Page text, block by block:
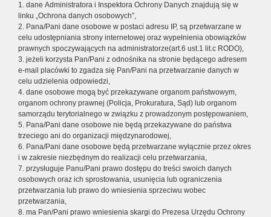
1. dane Administratora i Inspektora Ochrony Danych znajdują się w
linku „Ochrona danych osobowych”,
2. Pana/Pani dane osobowe w postaci adresu IP, są przetwarzane w
celu udostępniania strony internetowej oraz wypełnienia obowiązków
prawnych spoczywających na administratorze(art.6 ust.1 lit.c RODO),
3. jeżeli korzysta Pan/Pani z odnośnika na stronie będącego adresem
e-mail placówki to zgadza się Pan/Pani na przetwarzanie danych w
celu udzielenia odpowiedzi,
4. dane osobowe mogą być przekazywane organom państwowym,
organom ochrony prawnej (Policja, Prokuratura, Sąd) lub organom
samorządu terytorialnego w związku z prowadzonym postępowaniem,
5. Pana/Pani dane osobowe nie będą przekazywane do państwa
trzeciego ani do organizacji międzynarodowej,
6. Pana/Pani dane osobowe będą przetwarzane wyłącznie przez okres
i w zakresie niezbędnym do realizacji celu przetwarzania,
7. przysługuje Panu/Pani prawo dostępu do treści swoich danych
osobowych oraz ich sprostowania, usunięcia lub ograniczenia
przetwarzania lub prawo do wniesienia sprzeciwu wobec
przetwarzania,
8. ma Pan/Pani prawo wniesienia skargi do Prezesa Urzędu Ochrony